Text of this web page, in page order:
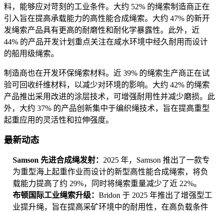
料，能够应对苛刻的工业条件。大约 52% 的绳索制造商正在
引入旨在提高承载能力的高性能合成绳索。大约 47% 的新开
发绳索产品具有更高的耐磨性和耐化学暴露性。此外，近
44% 的产品开发计划重点关注在咸水环境中经久耐用而设计
的船用级绳索。
制造商也在开发环保绳索材料。近 39% 的绳索生产商正在试
验可回收纤维材料，以减少对环境的影响。大约 42% 的绳索
产品推出采用改进的涂层技术，可增强耐用性并减少磨损。此
外，大约 37% 的产品创新集中于编织绳技术，旨在提高重型
起重应用的灵活性和拉伸强度。
最新动态
Samson 先进合成绳发射： 2025 年，Samson 推出了一款专
为重型海上起重作业而设计的新型高性能合成绳索，将负
载能力提高了约 29%，同时将绳索重量减少了近 22%。
布顿国际工业绳索升级： Bridon 于 2025 年推出了增强型工
业提升绳，旨在提高采矿环境中的耐用性，在高负载条件